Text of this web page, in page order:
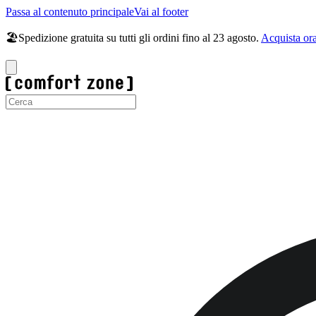
Passa al contenuto principaleVai al footer
🏖️Spedizione gratuita su tutti gli ordini fino al 23 agosto. Acquista